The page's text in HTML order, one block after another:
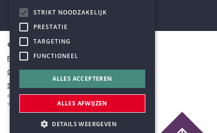
© Humanistisch Verbond 2026
Privacy
Cookiestatement
Sitemap
#codedwithlove byCodelines
webapplicaties
mobiele apps&maatwerk websites
STRIKT NOODZAKELIJK
PRESTATIE
TARGETING
FUNCTIONEEL
ALLES ACCEPTEREN
ALLES AFWIJZEN
DETAILS WEERGEVEN